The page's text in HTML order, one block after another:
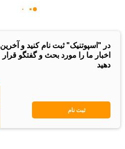
در "اسپوتنیک" ثبت نام کنید و آخرین
اخبار ما را مورد بحث و گفتگو قرار
دهید
ثبت نام